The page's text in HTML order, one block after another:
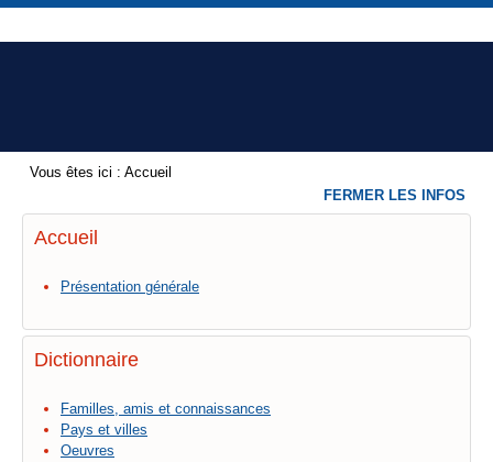
Vous êtes ici : Accueil
Accueil
Présentation générale
Dictionnaire
Familles, amis et connaissances
Pays et villes
Oeuvres
FERMER LES INFOS